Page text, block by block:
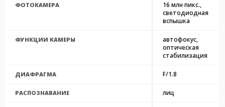
ФОТОКАМЕРА
16 млн пикс.,
светодиодная
вспышка
ФУНКЦИИ КАМЕРЫ
автофокус,
оптическая
стабилизация
ДИАФРАГМА F/1.8
РАСПОЗНАВАНИЕ лиц